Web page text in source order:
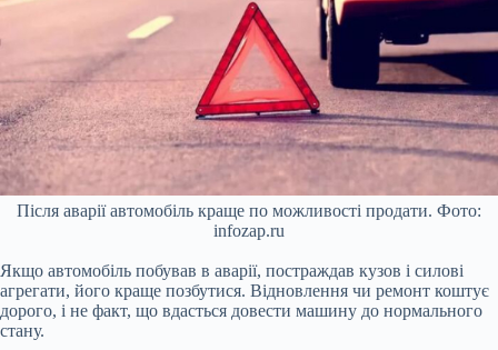
Після аварії автомобіль краще по можливості продати. Фото:
infozap.ru
Якщо автомобіль побував в аварії, постраждав кузов і силові
агрегати, його краще позбутися. Відновлення чи ремонт коштує
дорого, і не факт, що вдасться довести машину до нормального
стану.